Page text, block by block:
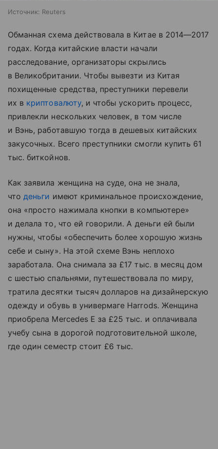
Источник: Reuters
Обманная схема действовала в Китае в 2014—2017
годах. Когда китайские власти начали
расследование, организаторы скрылись
в Великобритании. Чтобы вывезти из Китая
похищенные средства, преступники перевели
их в криптовалюту, и чтобы ускорить процесс,
привлекли нескольких человек, в том числе
и Вэнь, работавшую тогда в дешевых китайских
закусочных. Всего преступники смогли купить 61
тыс. биткойнов.
Как заявила женщина на суде, она не знала,
чтоденьги имеют криминальное происхождение,
она «просто нажимала кнопки в компьютере»
и делала то, что ей говорили. А деньги ей были
нужны, чтобы «обеспечить более хорошую жизнь
себе и сыну». На этой схеме Вэнь неплохо
заработала. Она снимала за £17 тыс. в месяц дом
с шестью спальнями, путешествовала по миру,
тратила десятки тысяч долларов на дизайнерскую
одежду и обувь в универмаге Harrods. Женщина
приобрела Mercedes E за £25 тыс. и оплачивала
учебу сына в дорогой подготовительной школе,
где один семестр стоит £6 тыс.